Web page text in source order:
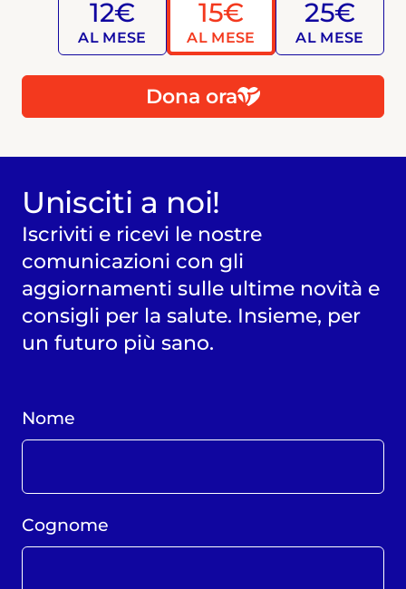
12€
AL MESE
15€
AL MESE
25€
AL MESE
Dona ora
Unisciti a noi!
Iscriviti e ricevi le nostre
comunicazioni con gli
aggiornamenti sulle ultime novità e
consigli per la salute. Insieme, per
un futuro più sano.
Nome
Cognome